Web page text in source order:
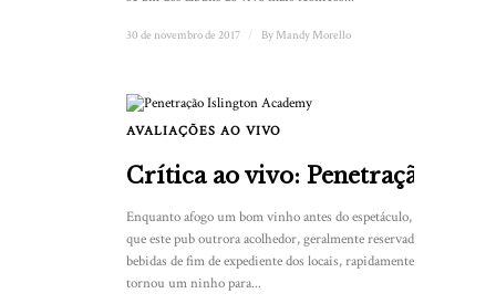
30 de novembro de 2017 By Mandy Morello
AVALIAÇÕES AO VIVO
Crítica ao vivo: Penetração
Enquanto afogo um bom vinho antes do espetáculo, noto
que este pub outrora acolhedor, geralmente reservado para
bebidas de fim de expediente dos locais, rapidamente se
tornou um ninho para...